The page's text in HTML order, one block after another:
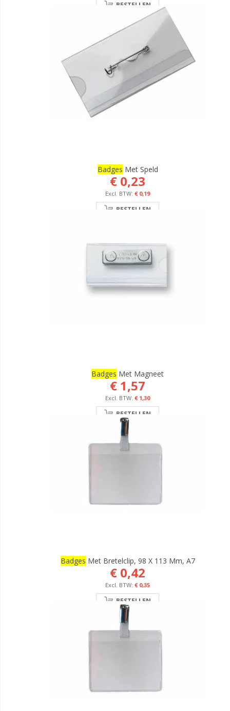
BESTELLEN
Badges Met Speld
€ 0,23
€ 0,19
BESTELLEN
Badges Met Magneet
€ 1,57
€ 1,30
BESTELLEN
Badges Met Bretelclip, 98 X 113 Mm, A7
€ 0,42
€ 0,35
BESTELLEN